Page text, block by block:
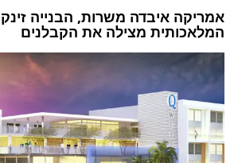
אמריקה איבדה משרות, הבנייה
המלאכותית מצילה את הקבלנים